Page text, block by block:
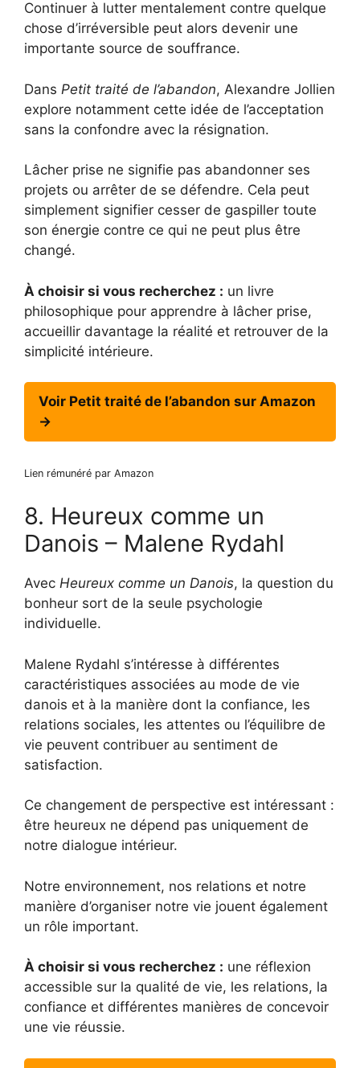
Continuer à lutter mentalement contre quelque
chose d’irréversible peut alors devenir une
importante source de souffrance.
Dans Petit traité de l’abandon, Alexandre Jollien
explore notamment cette idée de l’acceptation
sans la confondre avec la résignation.
Lâcher prise ne signifie pas abandonner ses
projets ou arrêter de se défendre. Cela peut
simplement signifier cesser de gaspiller toute
son énergie contre ce qui ne peut plus être
changé.
À choisir si vous recherchez : un livre
philosophique pour apprendre à lâcher prise,
accueillir davantage la réalité et retrouver de la
simplicité intérieure.
Voir Petit traité de l’abandon sur Amazon
→
Lien rémunéré par Amazon
8. Heureux comme un
Danois – Malene Rydahl
Avec Heureux comme un Danois, la question du
bonheur sort de la seule psychologie
individuelle.
Malene Rydahl s’intéresse à différentes
caractéristiques associées au mode de vie
danois et à la manière dont la confiance, les
relations sociales, les attentes ou l’équilibre de
vie peuvent contribuer au sentiment de
satisfaction.
Ce changement de perspective est intéressant :
être heureux ne dépend pas uniquement de
notre dialogue intérieur.
Notre environnement, nos relations et notre
manière d’organiser notre vie jouent également
un rôle important.
À choisir si vous recherchez : une réflexion
accessible sur la qualité de vie, les relations, la
confiance et différentes manières de concevoir
une vie réussie.